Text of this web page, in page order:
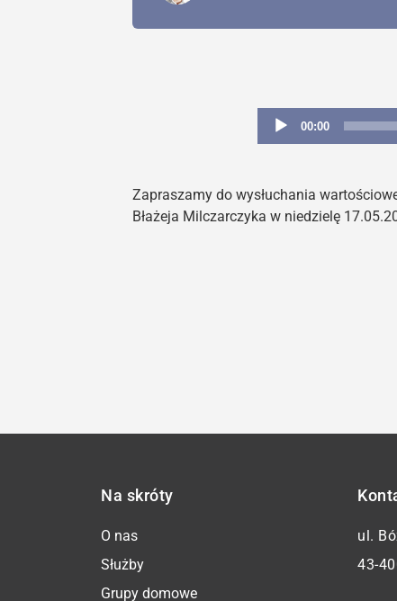
00:00
Zapraszamy do wysłuchania
Błażeja Milczarczyka w niedzielę
Na skróty
O nas
Służby
Grupy domowe
ul.
43-